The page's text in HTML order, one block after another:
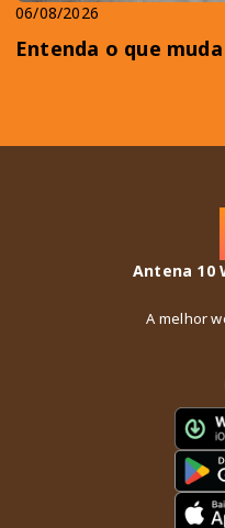
06/08/2026
Entenda o que
Antena 10
A melhor